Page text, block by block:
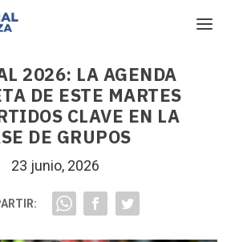
2026: LA AGENDA
DE ESTE MARTES
CLAVE EN LA
DE GRUPOS
23 junio, 2026